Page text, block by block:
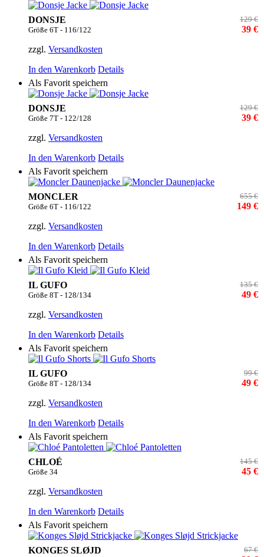
DONSJE
Größe 6T - 116/122
129 €
39 €
zzgl. Versandkosten
In den Warenkorb Details
Als Favorit speichern
DONSJE
Größe 7T - 122/128
129 €
39 €
zzgl. Versandkosten
In den Warenkorb Details
Als Favorit speichern
MONCLER
Größe 6T - 116/122
655 €
149 €
zzgl. Versandkosten
In den Warenkorb Details
Als Favorit speichern
IL GUFO
Größe 8T - 128/134
135 €
49 €
zzgl. Versandkosten
In den Warenkorb Details
Als Favorit speichern
IL GUFO
Größe 8T - 128/134
99 €
49 €
zzgl. Versandkosten
In den Warenkorb Details
Als Favorit speichern
CHLOÉ
Größe 34
145 €
45 €
zzgl. Versandkosten
In den Warenkorb Details
Als Favorit speichern
KONGES SLØJD 67 €